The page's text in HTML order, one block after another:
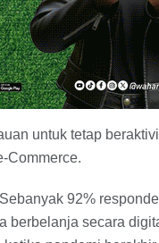
untuk tetap
Commerce.
92%
berbelanja secara